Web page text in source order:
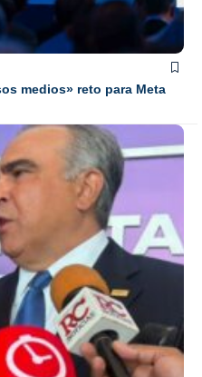
medios» reto para Meta